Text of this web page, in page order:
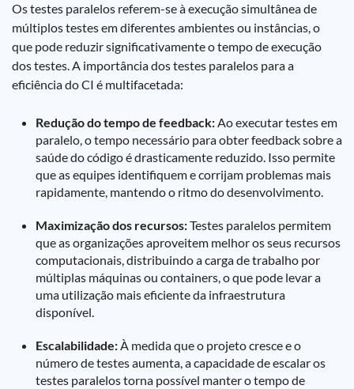
Os testes paralelos referem-se à execução simultânea de
múltiplos testes em diferentes ambientes ou instâncias, o
que pode reduzir significativamente o tempo de execução
dos testes. A importância dos testes paralelos para a
eficiência do CI é multifacetada:
Redução do tempo de feedback:Ao executar testes em
paralelo, o tempo necessário para obter feedback sobre a
saúde do código é drasticamente reduzido. Isso permite
que as equipes identifiquem e corrijam problemas mais
rapidamente, mantendo o ritmo do desenvolvimento.
Maximização dos recursos:Testes paralelos permitem
que as organizações aproveitem melhor os seus recursos
computacionais, distribuindo a carga de trabalho por
múltiplas máquinas ou containers, o que pode levar a
uma utilização mais eficiente da infraestrutura
disponível.
Escalabilidade:À medida que o projeto cresce e o
número de testes aumenta, a capacidade de escalar os
testes paralelos torna possível manter o tempo de